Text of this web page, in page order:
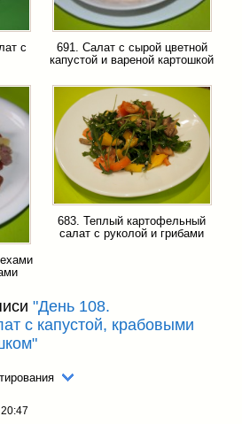
с
691. Салат с сырой цветной
капустой и вареной картошкой
683. Теплый картофельный
салат с руколой и грибами
"День 108.
с капустой, крабовыми